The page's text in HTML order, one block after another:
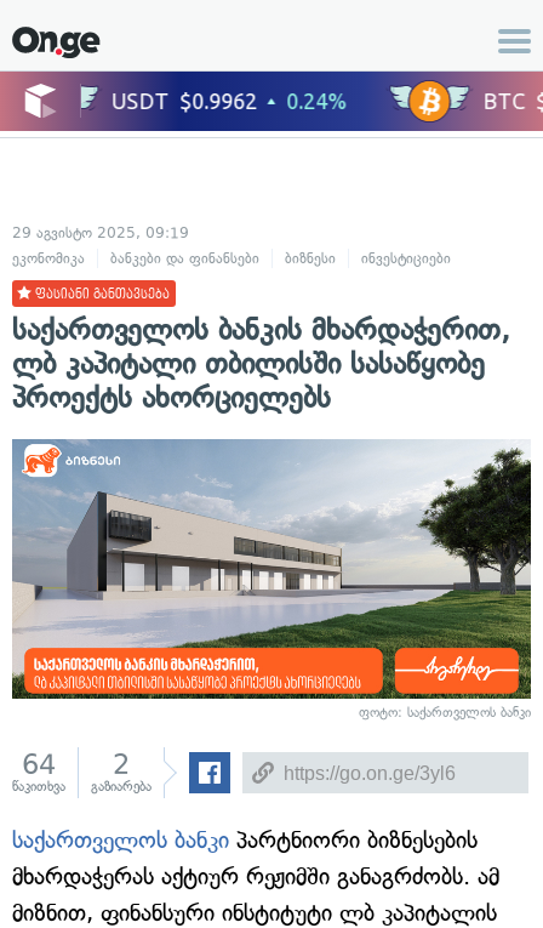
29 აგვისტო 2025, 09:19
ეკონომიკა
ბანკები და ფინანსები ბიზნესი ინვესტიციები
ფასიანი განთავსება
საქართველოს ბანკის მხარდაჭერით,
ლბ კაპიტალი თბილისში სასაწყობე
პროექტს ახორციელებს
ფოტო: საქართველოს ბანკი
64
წაკითხვა
2
გაზიარება
საქართველოს ბანკი პარტნიორი ბიზნესების
მხარდაჭერას აქტიურ რეჟიმში განაგრძობს. ამ
მიზნით, ფინანსური ინსტიტუტი ლბ კაპიტალის